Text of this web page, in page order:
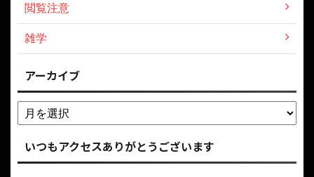
閲覧注意
雑学
アーカイブ
いつもアクセスありがとうございます